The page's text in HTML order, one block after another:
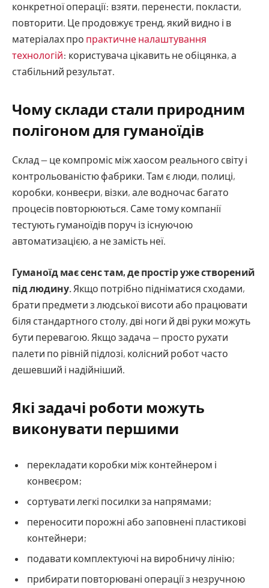
конкретної операції: взяти, перенести, покласти,
повторити. Це продовжує тренд, який видно і в
матеріалах про практичне налаштування
технологій: користувача цікавить не обіцянка, а
стабільний результат.
Чому склади стали природним
полігоном для гуманоїдів
Склад — це компроміс між хаосом реального світу і
контрольованістю фабрики. Там є люди, полиці,
коробки, конвеєри, візки, але водночас багато
процесів повторюються. Саме тому компанії
тестують гуманоїдів поруч із існуючою
автоматизацією, а не замість неї.
Гуманоїд має сенс там, де простір уже створений
під людину. Якщо потрібно підніматися сходами,
брати предмети з людської висоти або працювати
біля стандартного столу, дві ноги й дві руки можуть
бути перевагою. Якщо задача — просто рухати
палети по рівній підлозі, колісний робот часто
дешевший і надійніший.
Які задачі роботи можуть
виконувати першими
перекладати коробки між контейнером і
конвеєром;
сортувати легкі посилки за напрямами;
переносити порожні або заповнені пластикові
контейнери;
подавати комплектуючі на виробничу лінію;
прибирати повторювані операції з незручною